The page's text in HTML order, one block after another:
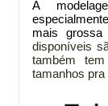
A
mais
disponíveis
também
tamanhos pra